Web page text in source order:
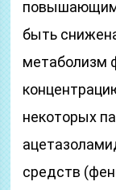
быть
метаболизм
некоторых
средств